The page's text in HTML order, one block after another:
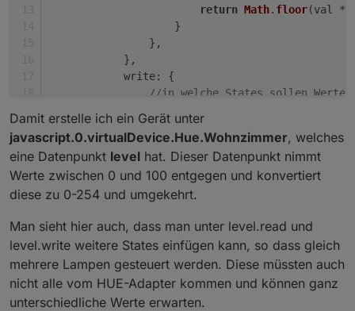
return Math. floor(val *
                    }
                },
            },
write: {
//in welche States sollen Werte
convert
return Math.ceil(val *
                    },
delay: 1500
// schreibe
                },
        },
    }
});
Damit erstelle ich ein Gerät unter
javascript.0.virtualDevice.Hue.Wohnzimmer, welches
eine Datenpunkt level hat. Dieser Datenpunkt nimmt
Werte zwischen 0 und 100 entgegen und konvertiert
diese zu 0-254 und umgekehrt.
Man sieht hier auch, dass man unter level.read und
level.write weitere States einfügen kann, so dass gleich
mehrere Lampen gesteuert werden. Diese müssten auch
nicht alle vom HUE-Adapter kommen und können ganz
unterschiedliche Werte erwarten.